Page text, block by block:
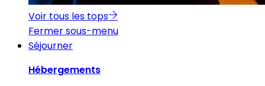
Voir tous les tops
Fermer sous-menu
Séjourner
Hébergements